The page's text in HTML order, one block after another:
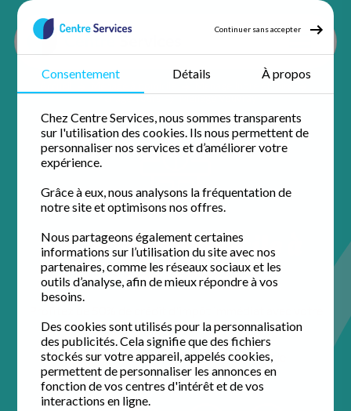
Continuer sans accepter
Consentement Détails À propos
Chez Centre Services, nous sommes transparents
sur l'utilisation des cookies. Ils nous permettent de
personnaliser nos services et d’améliorer votre
expérience.
Grâce à eux, nous analysons la fréquentation de
notre site et optimisons nos offres.
Nous partageons également certaines
informations sur l’utilisation du site avec nos
partenaires, comme les réseaux sociaux et les
outils d’analyse, afin de mieux répondre à vos
besoins.
Des cookies sont utilisés pour la personnalisation
des publicités. Cela signifie que des fichiers
stockés sur votre appareil, appelés cookies,
permettent de personnaliser les annonces en
fonction de vos centres d'intérêt et de vos
interactions en ligne.
Ménage Tours
Ménage Vouvray
Ménage à domicile à
Vouvray
agence de proximité pour un domicile impeccable.
4.9 / 5 sur 36 avisGoogle